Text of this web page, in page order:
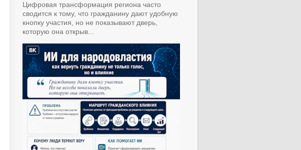
Цифровая трансформация региона часто
сводится к тому, что гражданину дают удобную
кнопку участия, но не показывают дверь,
которую она открыв...